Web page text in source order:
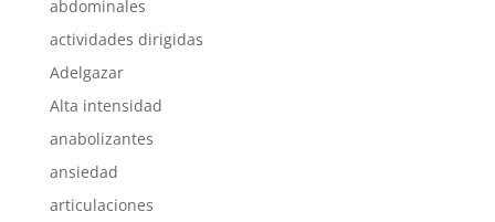
abdominales
actividades dirigidas
Adelgazar
Alta intensidad
anabolizantes
ansiedad
articulaciones